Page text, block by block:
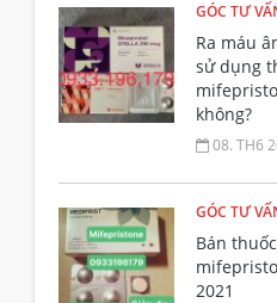
GÓC TƯ
Ra máu
sử dụng
không?
08. TH6
GÓC TƯ
Bán
2021